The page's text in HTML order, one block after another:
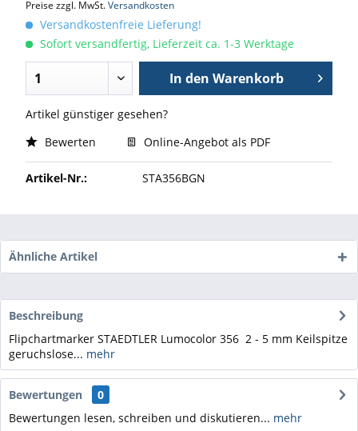
Preise zzgl. MwSt.Versandkosten
Versandkostenfreie Lieferung!
Sofort versandfertig, Lieferzeit ca. 1-3 Werktage
In den Warenkorb
Artikel günstiger gesehen?
Bewerten
Online-Angebot als PDF
Artikel-Nr.: STA356BGN
Ähnliche Artikel
Beschreibung
Flipchartmarker STAEDTLER Lumocolor 356 2 - 5 mm Keilspitze
geruchslose... mehr
Bewertungen
0
Bewertungen lesen, schreiben und diskutieren... mehr